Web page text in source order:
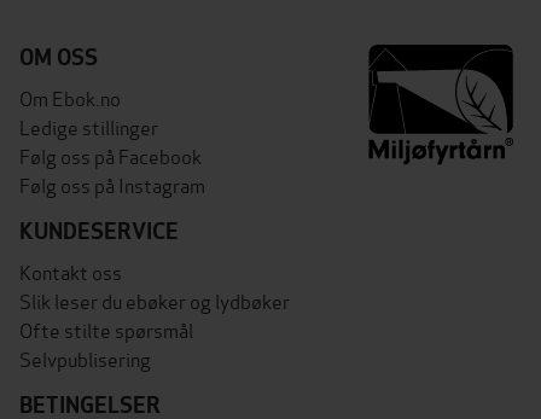
OM OSS
Om Ebok.no
Ledige stillinger
Følg oss på Facebook
Følg oss på Instagram
KUNDESERVICE
Kontakt oss
Slik leser du ebøker og lydbøker
Ofte stilte spørsmål
Selvpublisering
BETINGELSER